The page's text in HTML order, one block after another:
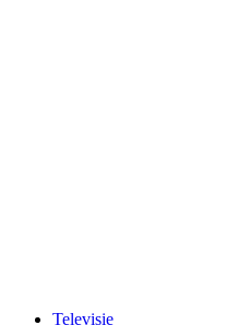
Televisie